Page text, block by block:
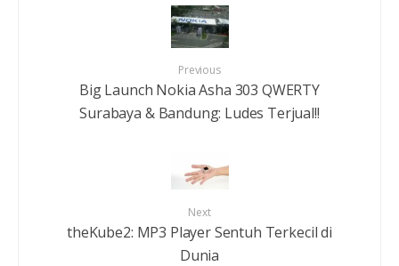
Previous
Big Launch Nokia Asha 303 QWERTY
Surabaya & Bandung: Ludes Terjual!!
Next
theKube2: MP3 Player Sentuh Terkecil di
Dunia